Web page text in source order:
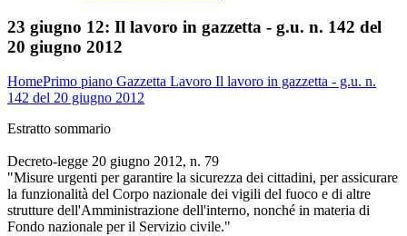
23 giugno 12: Il lavoro in gazzetta - g.u. n. 142 del
20 giugno 2012
HomePrimo piano Gazzetta Lavoro Il lavoro in gazzetta - g.u. n.
142 del 20 giugno 2012
Estratto sommario
Decreto-legge 20 giugno 2012, n. 79
"Misure urgenti per garantire la sicurezza dei cittadini, per assicurare
la funzionalità del Corpo nazionale dei vigili del fuoco e di altre
strutture dell'Amministrazione dell'interno, nonché in materia di
Fondo nazionale per il Servizio civile."